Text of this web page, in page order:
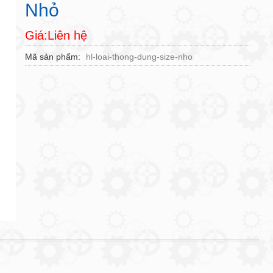
Nhỏ
Giá:Liên hệ
Mã sản phẩm hl-loai-thong-dung-size-nho